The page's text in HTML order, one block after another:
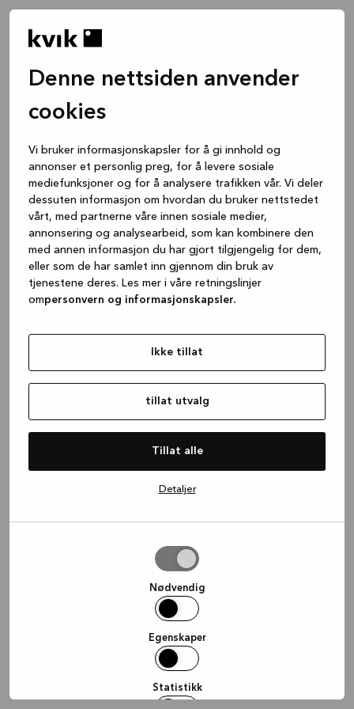
Denne nettsiden anvender
cookies
Vi bruker informasjonskapsler for å gi innhold og
annonser et personlig preg, for å levere sosiale
mediefunksjoner og for å analysere trafikken vår. Vi deler
dessuten informasjon om hvordan du bruker nettstedet
vårt, med partnerne våre innen sosiale medier,
annonsering og analysearbeid, som kan kombinere den
med annen informasjon du har gjort tilgjengelig for dem,
eller som de har samlet inn gjennom din bruk av
tjenestene deres. Les mer i våre retningslinjer
ompersonvern og informasjonskapsler.
Ikke tillat
tillat utvalg
Tillat alle
Detaljer
Nødvendig
Egenskaper
Statistikk
(see the browser console for more
information).